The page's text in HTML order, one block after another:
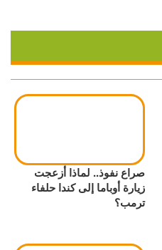
صراع نفوذ.. لماذا أزعجت
زيارة أوباما إلى كندا حلفاء
ترمب؟